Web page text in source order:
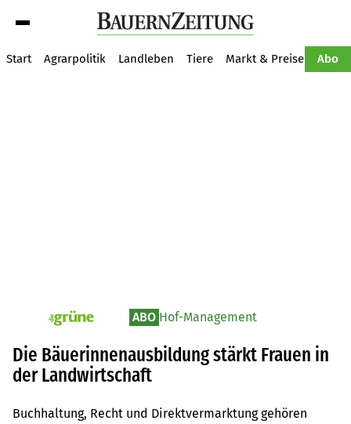
Start Agrarpolitik Landleben Tiere Markt & Preise Abo
pv_die-grune-online ABO Hof-Management
Die Bäuerinnenausbildung stärkt Frauen in
der Landwirtschaft
Buchhaltung, Recht und Direktvermarktung gehören